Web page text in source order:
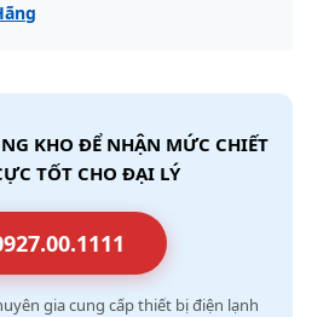
KHO ĐỂ NHẬN MỨC CHIẾT
TỐT CHO ĐẠI LÝ
gia cung cấp thiết bị điện lạnh